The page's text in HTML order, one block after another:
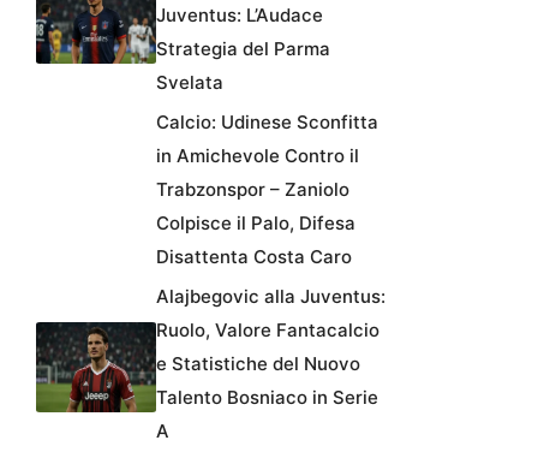
Juventus: L’Audace
Strategia del Parma
Svelata
Calcio: Udinese Sconfitta
in Amichevole Contro il
Trabzonspor – Zaniolo
Colpisce il Palo, Difesa
Disattenta Costa Caro
Alajbegovic alla Juventus:
Ruolo, Valore Fantacalcio
e Statistiche del Nuovo
Talento Bosniaco in Serie
A